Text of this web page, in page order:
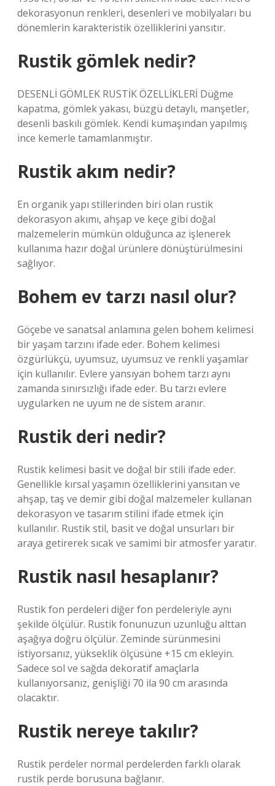
dekorasyonun renkleri, desenleri ve mobilyaları bu
dönemlerin karakteristik özelliklerini yansıtır.
Rustik gömlek nedir?
DESENLİ GÖMLEK RUSTİK ÖZELLİKLERİ Düğme
kapatma, gömlek yakası, büzgü detaylı, manşetler,
desenli baskılı gömlek. Kendi kumaşından yapılmış
ince kemerle tamamlanmıştır.
Rustik akım nedir?
En organik yapı stillerinden biri olan rustik
dekorasyon akımı, ahşap ve keçe gibi doğal
malzemelerin mümkün olduğunca az işlenerek
kullanıma hazır doğal ürünlere dönüştürülmesini
sağlıyor.
Bohem ev tarzı nasıl olur?
Göçebe ve sanatsal anlamına gelen bohem kelimesi
bir yaşam tarzını ifade eder. Bohem kelimesi
özgürlükçü, uyumsuz, uyumsuz ve renkli yaşamlar
için kullanılır. Evlere yansıyan bohem tarzı aynı
zamanda sınırsızlığı ifade eder. Bu tarzı evlere
uygularken ne uyum ne de sistem aranır.
Rustik deri nedir?
Rustik kelimesi basit ve doğal bir stili ifade eder.
Genellikle kırsal yaşamın özelliklerini yansıtan ve
ahşap, taş ve demir gibi doğal malzemeler kullanan
dekorasyon ve tasarım stilini ifade etmek için
kullanılır. Rustik stil, basit ve doğal unsurları bir
araya getirerek sıcak ve samimi bir atmosfer yaratır.
Rustik nasıl hesaplanır?
Rustik fon perdeleri diğer fon perdeleriyle aynı
şekilde ölçülür. Rustik fonunuzun uzunluğu alttan
aşağıya doğru ölçülür. Zeminde sürünmesini
istiyorsanız, yükseklik ölçüsüne +15 cm ekleyin.
Sadece sol ve sağda dekoratif amaçlarla
kullanıyorsanız, genişliği 70 ila 90 cm arasında
olacaktır.
Rustik nereye takılır?
Rustik perdeler normal perdelerden farklı olarak
rustik perde borusuna bağlanır.